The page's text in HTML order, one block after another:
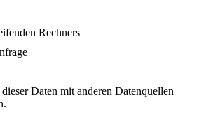
Rechners
Daten mit anderen Datenquellen